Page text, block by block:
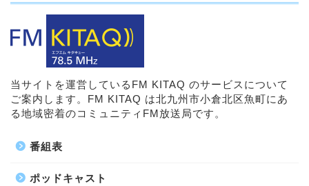
当サイトを運営しているFM KITAQ のサービスについて
ご案内します。FM KITAQ は北九州市小倉北区魚町にあ
る地域密着のコミュニティFM放送局です。
番組表
ポッドキャスト